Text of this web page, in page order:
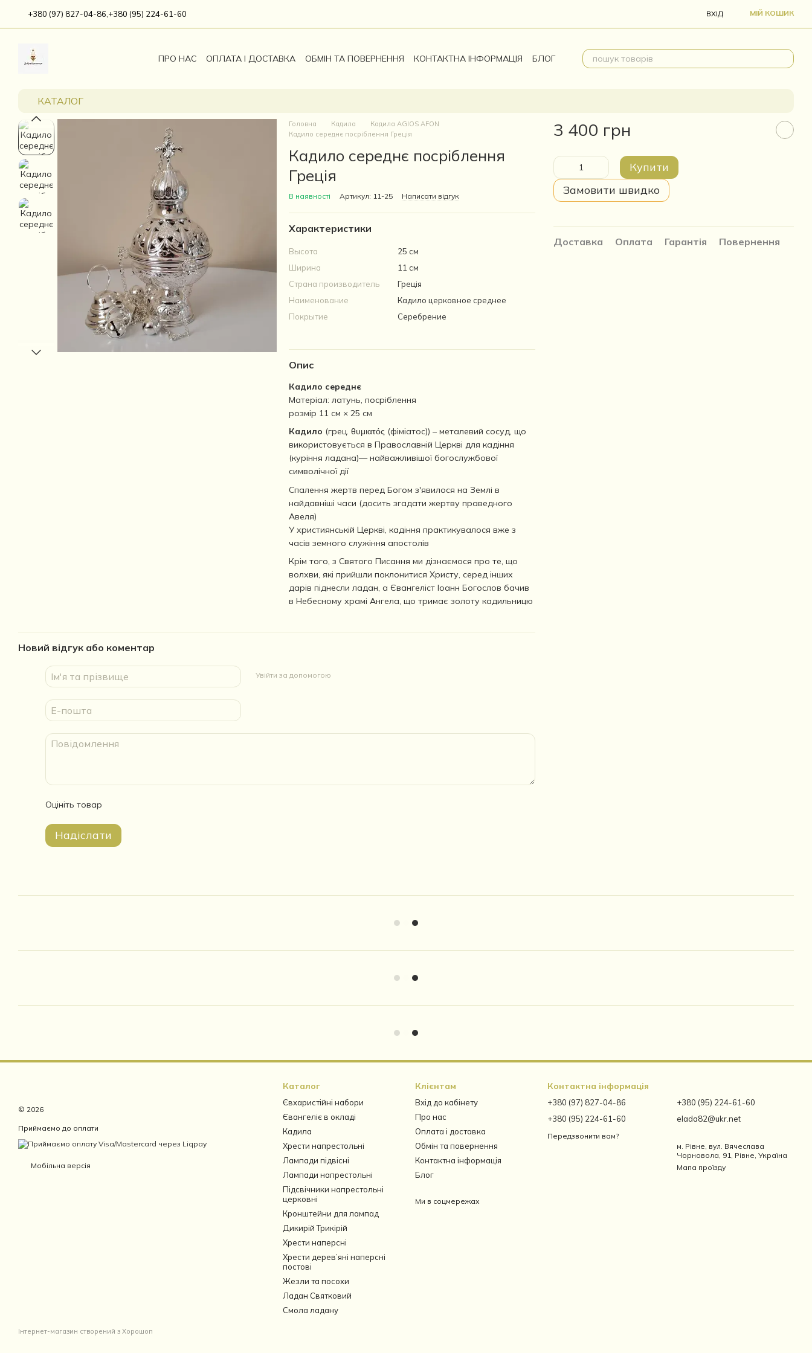
Перейти до основного контенту
+380 (97) 827-04-86, +380 (95) 224-61-60 ВХІД МІЙ КОШИК
ПРО НАС ОПЛАТА І ДОСТАВКА ОБМІН ТА ПОВЕРНЕННЯ КОНТАКТНА ІНФОРМАЦІЯ БЛОГ
КАТАЛОГ
Головна Кадила
Кадила AGIOS AFON
Кадило середнє посріблення Греція
Кадило середнє посріблення
Греція
В наявності Артикул: 11-25 Написати відгук
Характеристики
Высота
25 см
Ширина
11 см
Страна производитель
Греція
Наименование
Кадило церковное среднее
Покрытие
Серебрение
Опис
Кадило середнє
Матеріал: латунь, посріблення
розмір 11 см × 25 см
Кадило (грец. θυμιατός (фіміатос)) – металевий сосуд, що
використовується в Православній Церкві для кадіння
(куріння ладана)— найважливішої богослужбової
символічної дії
Спалення жертв перед Богом з'явилося на Землі в
найдавніші часи (досить згадати жертву праведного
Авеля)
У християнській Церкві, кадіння практикувалося вже з
часів земного служіння апостолів
Крім того, з Святого Писання ми дізнаємося про те, що
волхви, які прийшли поклонитися Христу, серед інших
дарів піднесли ладан, а Євангеліст Іоанн Богослов бачив
в Небесному храмі Ангела, що тримає золоту кадильницю
3 400 грн
Купити
Замовити швидко
Доставка Оплата Гарантія Повернення
Новий відгук або коментар
Увійти за допомогою
Оцініть товар
Надіслати
© 2026
Приймаємо до оплати
Мобільна версія
Інтернет-магазин створений з Хорошоп
Каталог
Євхаристійні набори
Євангеліє в окладі
Кадила
Хрести напрестольні
Лампади підвісні
Лампади напрестольні
Підсвічники напрестольні
церковні
Кронштейни для лампад
Дикирій Трикірій
Хрести наперсні
Хрести дерев’яні наперсні
постові
Жезли та посохи
Ладан Святковий
Смола ладану
Клієнтам
Вхід до кабінету
Про нас
Оплата і доставка
Обмін та повернення
Контактна інформація
Блог
Ми в соцмережах
Контактна інформація
+380 (97) 827-04-86
+380 (95) 224-61-60
Передзвонити вам?
+380 (95) 224-61-60
elada82@ukr.net
м. Рівне, вул. Вячеслава
Чорновола, 91, Рівне, Україна
Мапа проїзду